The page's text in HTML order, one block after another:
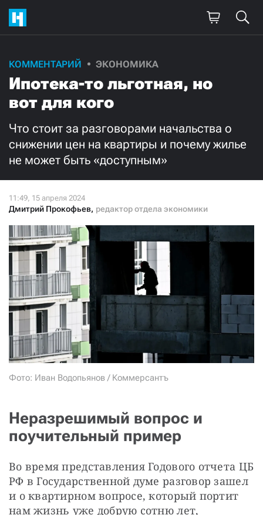
КОММЕНТАРИЙ ЭКОНОМИКА
Ипотека-то льготная, но
вот для кого
Что стоит за разговорами начальства о
снижении цен на квартиры и почему жилье
не может быть «доступным»
Дмитрий Прокофьев, редактор отдела экономики
Фото: Иван Водопьянов / Коммерсантъ
Неразрешимый вопрос и
поучительный пример
Во время представления Годового отчета ЦБ
РФ в Государственной думе разговор зашел
и о квартирном вопросе, который портит
нам жизнь уже добрую сотню лет,
Поддержите
нашу работу!
Ежемесячно
3000 1000
Нажимая кнопку «Стать соучастником»,
я принимаю условия и подтверждаю свое гражданство РФ
СТАТЬ СОУЧАСТНИКОМ
ПОДЕЛИТЬСЯ С ДРУЗЬЯМИ
Если у вас есть вопросы, пишите donate@novayagazeta.ru
или
звоните:
+7 (929) 612-03-68